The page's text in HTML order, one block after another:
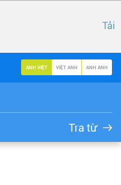
Tải
ANH VIỆT VIỆT ANH ANH ANH
Tra từ